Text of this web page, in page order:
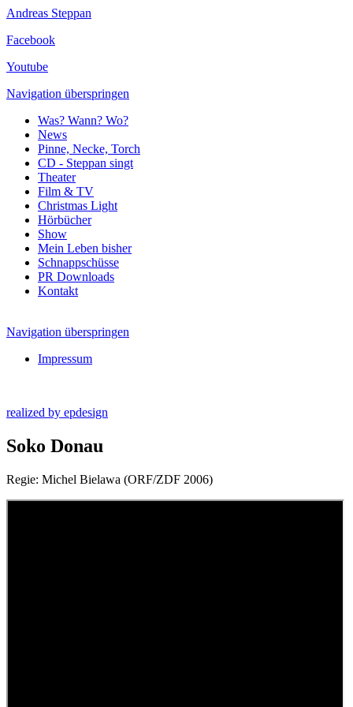
Andreas Steppan
Facebook
Youtube
Navigation überspringen
Was? Wann? Wo?
News
Pinne, Necke, Torch
CD - Steppan singt
Theater
Film & TV
Christmas Light
Hörbücher
Show
Mein Leben bisher
Schnappschüsse
PR Downloads
Kontakt
Navigation überspringen
Impressum
realized by epdesign
Soko Donau
Regie: Michel Bielawa (ORF/ZDF 2006)